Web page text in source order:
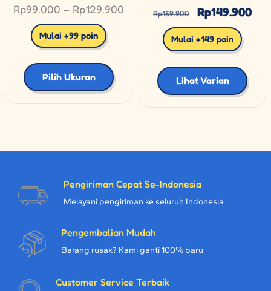
Rp99.000 – Rp129.900
Mulai +99 poin
Pilih Ukuran
Rp169.900 Rp149.900
Mulai +149 poin
Lihat Varian
Pengiriman Cepat Se-Indonesia
Melayani pengiriman ke seluruh Indonesia
Pengembalian Mudah
Barang rusak? Kami ganti 100% baru
Customer Service Terbaik